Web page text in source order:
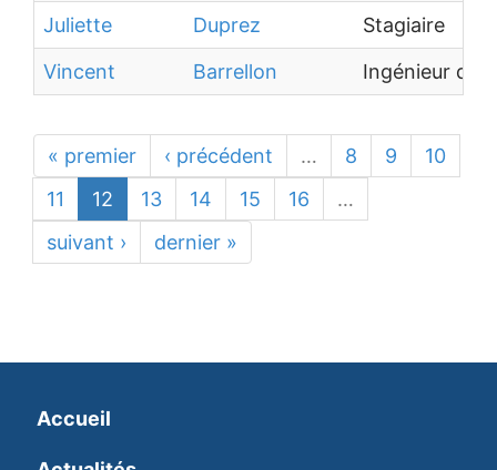
Juliette
Duprez
Stagiaire
Vincent
Barrellon Ingénieur de
« premier ‹ précédent … 8 9
10
11
12 13 14 15 16
…
suivant ›
dernier »
Accueil